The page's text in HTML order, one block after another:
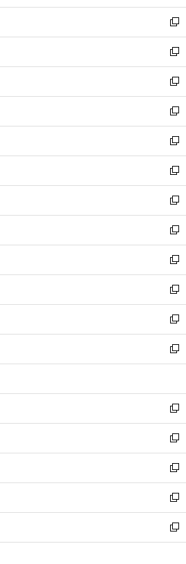
開
く
ウ
で
開
く
ン
ド
ウ
で
開
く
新
し
い
ウ
ィ
ン
ド
ウ
で
開
く
新
し
い
ウ
ィ
ン
ド
ウ
で
開
く
新
し
い
ウ
ィ
ン
ド
ウ
で
開
く
新
し
い
ウ
ィ
ン
ド
ウ
で
開
く
新
し
い
ウ
ィ
ン
ド
ウ
で
開
く
新
し
い
ウ
ィ
ン
ド
ウ
で
開
く
新
し
い
ウ
ィ
ン
ド
ウ
で
開
く
新
し
い
ウ
ィ
ン
ド
ウ
で
開
新
し
い
ウ
ィ
ン
ド
ウ
開
く
新
し
い
ウ
ィ
ン
ウ
で
開
く
新
し
い
ウ
ン
ド
ウ
で
開
く
新
し
ウ
ィ
ン
ド
ウ
で
開
く
新
し
い
ウ
ィ
ン
ド
ウ
で
開
新
し
い
ウ
ィ
ン
ド
ウ
新
し
い
ウ
ィ
ン
新
し
い
ウ
新
し